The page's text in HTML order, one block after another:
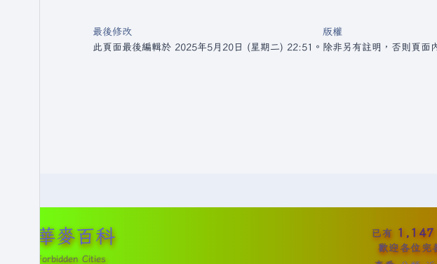
最後修改
此頁面最後編輯於 2025年5月20日 (星期二) 22:51。
版權
除非另有註明，否則頁面
華麥百科
Forbidden Cities
已有 1,147
歡迎各位完